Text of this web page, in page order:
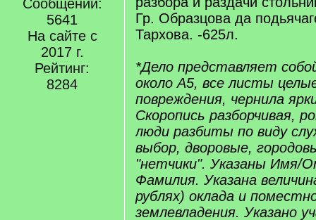
Сообщений:
5641
На сайте с
2017 г.
Рейтинг:
8284
Гр. Образцова да
Тархова. -625л.
*Дело представляет
около А5, все листы
повреждения, чернила
Скоропись разборчивая,
люди разбиты по виду
выбор, дворовые,
"нетчики". Указаны Имя/
Фамилия. Указана
рублях) оклада и
землевладения. Указано